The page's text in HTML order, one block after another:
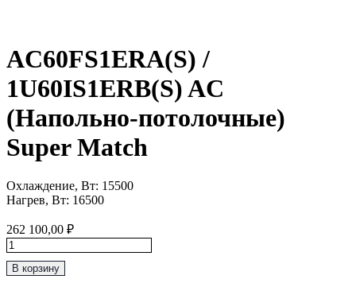
AC60FS1ERA(S) /
1U60IS1ERB(S) AC
(Напольно-потолочные)
Super Match
Охлаждение, Вт: 15500
Нагрев, Вт: 16500
262 100,00 ₽
Количество
товара
AC60FS1ERA(S)
В корзину